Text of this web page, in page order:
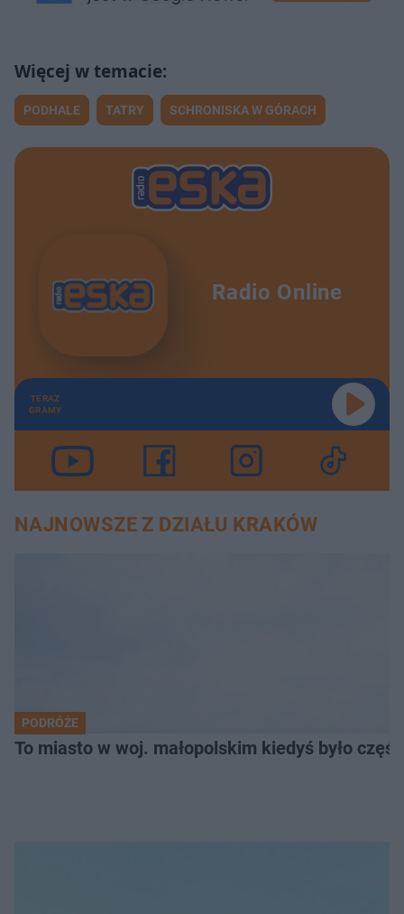
PODHALE TATRY SCHRONISKA W GÓRACH
Radio Online
TERAZ
GRAMY
NAJNOWSZE Z DZIAŁU KRAKÓW
PODRÓŻE
To miasto w woj. małopolskim kiedyś było